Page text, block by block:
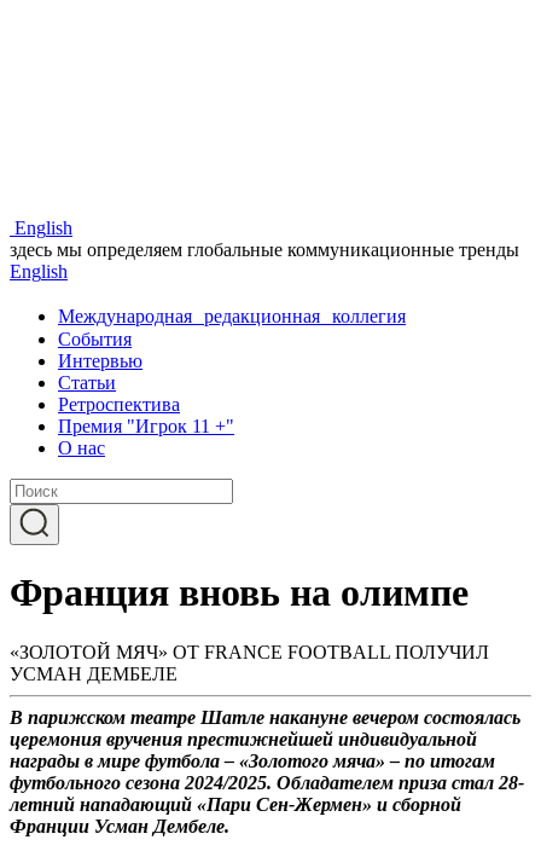
English
здесь мы определяем глобальные коммуникационные тренды
English
Международная редакционная коллегия
События
Интервью
Статьи
Ретроспектива
Премия "Игрок 11 +"
О нас
Франция вновь на олимпе
«ЗОЛОТОЙ МЯЧ» ОТ FRANCE FOOTBALL ПОЛУЧИЛ
УСМАН ДЕМБЕЛЕ
В парижском театре Шатле накануне вечером состоялась
церемония вручения престижнейшей индивидуальной
награды в мире футбола – «Золотого мяча» – по итогам
футбольного сезона 2024/2025. Обладателем приза стал 28-
летний нападающий «Пари Сен-Жермен» и сборной
Франции Усман Дембеле.